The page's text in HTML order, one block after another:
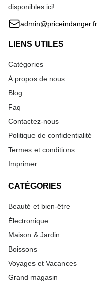
disponibles ici!
admin@priceindanger.fr
LIENS UTILES
Catégories
À propos de nous
Blog
Faq
Contactez-nous
Politique de confidentialité
Termes et conditions
Imprimer
CATÉGORIES
Beauté et bien-être
Électronique
Maison & Jardin
Boissons
Voyages et Vacances
Grand magasin